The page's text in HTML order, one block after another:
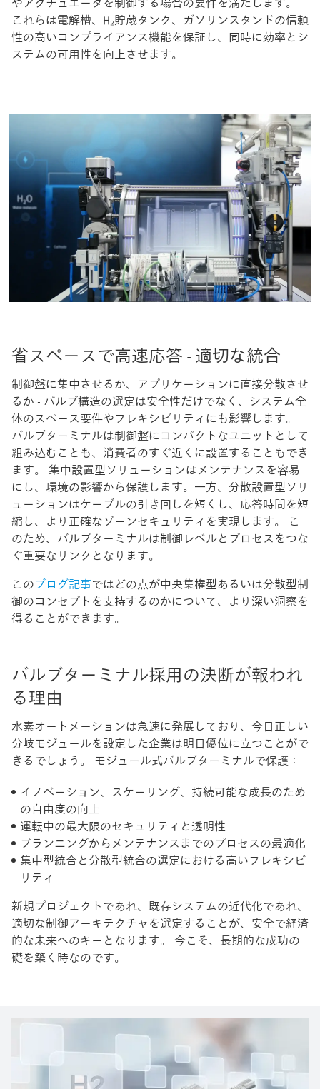
これらは電解槽、H₂貯蔵タンク、ガソリンスタンドの信頼
性の高いコンプライアンス機能を保証し、同時に効率とシ
ステムの可用性を向上させます。
省スペースで高速応答 - 適切な統合
制御盤に集中させるか、アプリケーションに直接分散させ
るか - バルブ構造の選定は安全性だけでなく、システム全
体のスペース要件やフレキシビリティにも影響します。
バルブターミナルは制御盤にコンパクトなユニットとして
組み込むことも、消費者のすぐ近くに設置することもでき
ます。 集中設置型ソリューションはメンテナンスを容易
にし、環境の影響から保護します。一方、分散設置型ソリ
ューションはケーブルの引き回しを短くし、応答時間を短
縮し、より正確なゾーンセキュリティを実現します。 こ
のため、バルブターミナルは制御レベルとプロセスをつな
ぐ重要なリンクとなります。
このブログ記事ではどの点が中央集権型あるいは分散型制
御のコンセプトを支持するのかについて、より深い洞察を
得ることができます。
バルブターミナル採用の決断が報われ
る理由
水素オートメーションは急速に発展しており、今日正しい
分岐モジュールを設定した企業は明日優位に立つことがで
きるでしょう。 モジュール式バルブターミナルで保護：
イノベーション、スケーリング、持続可能な成長のため
の自由度の向上
運転中の最大限のセキュリティと透明性
プランニングからメンテナンスまでのプロセスの最適化
集中型統合と分散型統合の選定における高いフレキシビ
リティ
新規プロジェクトであれ、既存システムの近代化であれ、
適切な制御アーキテクチャを選定することが、安全で経済
的な未来へのキーとなります。 今こそ、長期的な成功の
礎を築く時なのです。